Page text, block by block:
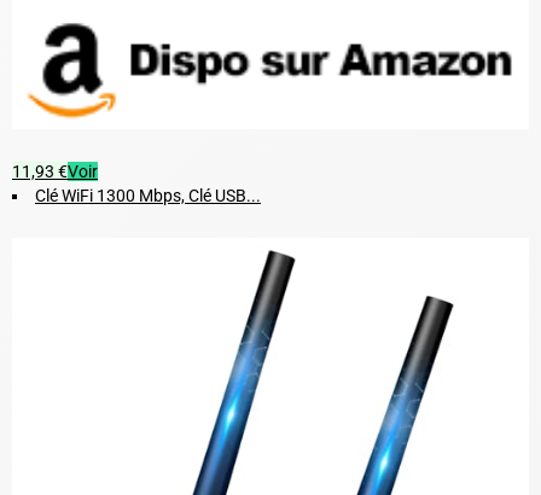
11,93 €Voir
Clé WiFi 1300 Mbps, Clé USB...